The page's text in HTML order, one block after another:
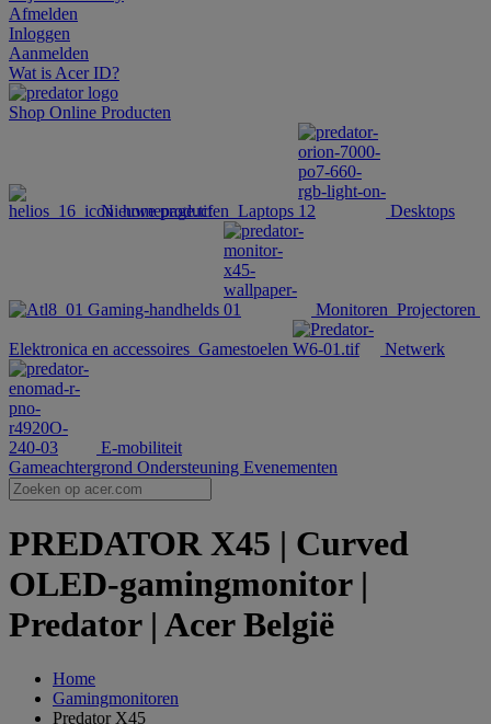
Afmelden
Inloggen
Aanmelden
Wat is Acer ID?
Shop Online Producten
Nieuwe producten Laptops Desktops
Gaming-handhelds Monitoren Projectoren
Elektronica en accessoires Gamestoelen Netwerk
E-mobiliteit
Gameachtergrond Ondersteuning Evenementen
PREDATOR X45 | Curved
OLED-gamingmonitor |
Predator | Acer België
Home
Gamingmonitoren
Predator X45